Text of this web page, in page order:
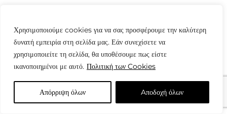
Χρησιμοποιούμε cookies για να σας προσφέρουμε την καλύτερη
δυνατή εμπειρία στη σελίδα μας. Εάν συνεχίσετε να
χρησιμοποιείτε τη σελίδα, θα υποθέσουμε πως είστε
ικανοποιημένοι με αυτό. Πολιτική των Cookies
Απόρριψη όλων Aποδοχή όλων
© Copyright: www.fotografes.gr - Δαμιανός Μωραΐτης